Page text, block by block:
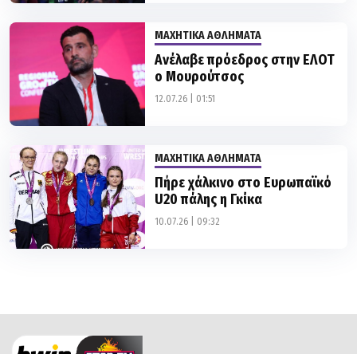
ΜΑΧΗΤΙΚΑ ΑΘΛΗΜΑΤΑ
Ανέλαβε πρόεδρος στην ΕΛΟΤ
ο Μουρούτσος
12.07.26 | 01:51
ΜΑΧΗΤΙΚΑ ΑΘΛΗΜΑΤΑ
Πήρε χάλκινο στο Ευρωπαϊκό
U20 πάλης η Γκίκα
10.07.26 | 09:32